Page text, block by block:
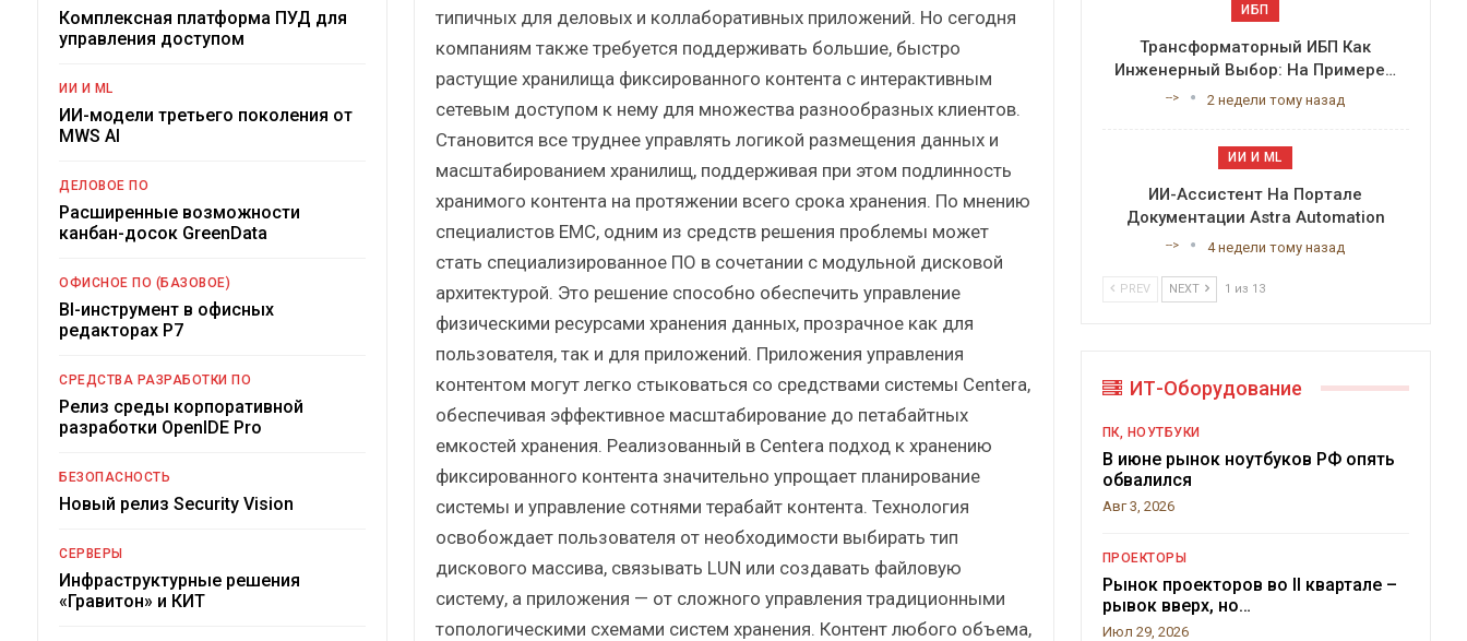
типичных для деловых и коллаборативных приложений. Но сегодня
компаниям также требуется поддерживать большие, быстро
растущие хранилища фиксированного контента с интерактивным
сетевым доступом к нему для множества разнообразных клиентов.
Становится все труднее управлять логикой размещения данных и
масштабированием хранилищ, поддерживая при этом подлинность
хранимого контента на протяжении всего срока хранения. По мнению
специалистов EMC, одним из средств решения проблемы может
стать специализированное ПО в сочетании с модульной дисковой
архитектурой. Это решение способно обеспечить управление
физическими ресурсами хранения данных, прозрачное как для
пользователя, так и для приложений. Приложения управления
контентом могут легко стыковаться со средствами системы Centera,
обеспечивая эффективное масштабирование до петабайтных
емкостей хранения. Реализованный в Centera подход к хранению
фиксированного контента значительно упрощает планирование
системы и управление сотнями терабайт контента. Технология
освобождает пользователя от необходимости выбирать тип
дискового массива, связывать LUN или создавать файловую
систему, а приложения — от сложного управления традиционными
топологическими схемами систем хранения. Контент любого объема,
Комплексная платформа ПУД для
управления доступом
ИИ И ML
ИИ-модели третьего поколения от
MWS AI
ДЕЛОВОЕ ПО
Расширенные возможности
канбан-досок GreenData
ОФИСНОЕ ПО (БАЗОВОЕ)
BI-инструмент в офисных
редакторах Р7
СРЕДСТВА РАЗРАБОТКИ ПО
Релиз среды корпоративной
разработки OpenIDE Pro
БЕЗОПАСНОСТЬ
Новый релиз Security Vision
СЕРВЕРЫ
Инфраструктурные решения
«Гравитон» и КИТ
ИБП
Трансформаторный ИБП Как
Инженерный Выбор: На Примере…
--> 2 недели тому назад
ИИ И ML
ИИ-Ассистент На Портале
Документации Astra Automation
--> 4 недели тому назад
PREV NEXT 1 из 13
ИТ-Оборудование
ПК, НОУТБУКИ
В июне рынок ноутбуков РФ опять
обвалился
Авг 3, 2026
ПРОЕКТОРЫ
Рынок проекторов во II квартале –
рывок вверх, но…
Июл 29, 2026